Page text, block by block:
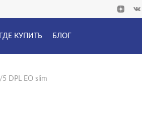
ГДЕ КУПИТЬ БЛОГ
DPL EO slim